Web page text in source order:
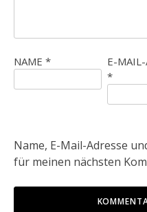
NAME *
E-MAIL-
*
Name, E-Mail-Adresse
für meinen nächsten